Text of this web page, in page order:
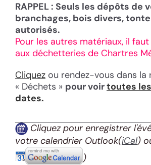
RAPPEL : Seuls les dépôts de
branchages, bois divers,
autorisés.
Pour les autres matériaux, il faut
aux déchetteries de Chartres
Cliquez ou rendez-vous dans la
« Déchets » pour voirtoutes
dates.
Cliquez pour enregistrer
votre calendrier Outlook(iCal)
)